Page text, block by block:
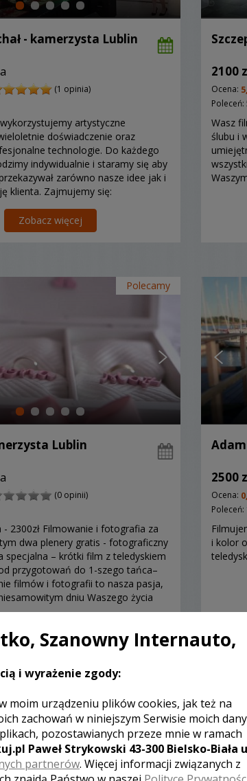
- kamerzysta Lublin
(1 opinia)
artystyczne
doświadczenie oraz
technologie. Do każdego
indywidualnie i staramy się aby
zarówno nasze idee jak i
klienta. Zajmujemy się:
Zobacz więcej
2100
Ocena:
Poleceń:
Wasz
ślubu i
Polecamy
Lublin
(0 opinii)
2300zł Filmowanie i fotografia za
dwa plenery gratis - fotograficzny
specjalna – krótki film z teledyskiem
przygotowań do 1-szego tańca–
filmów i fotografii to nasza pasja,
dniu Waszego życia
wiernie emocje ...
2500
Ocena:
Poleceń:
i kolor
Szanowny Internauto,
i wyrażenie zgody:
moim urządzeniu plików cookies, jak też na
zachowań w niniejszym Serwisie moich
pozostawianych przeze mnie w ramach
Paweł Strykowski 43-300 Bielsko-Biała
partnerów. Więcej informacji związanych z